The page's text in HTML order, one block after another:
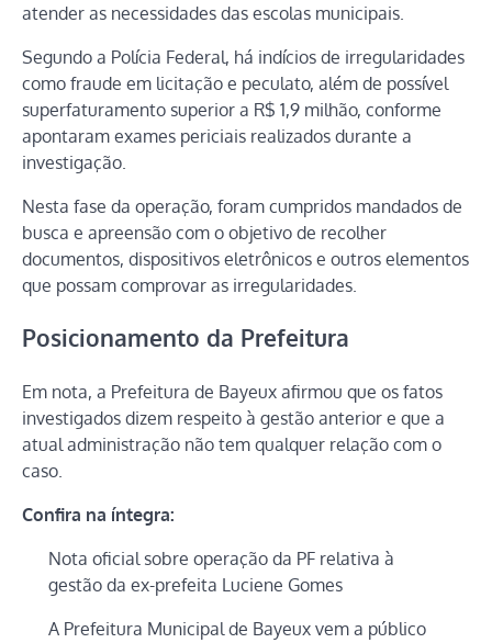
atender as necessidades das escolas municipais.
Segundo a Polícia Federal, há indícios de irregularidades
como fraude em licitação e peculato, além de possível
superfaturamento superior a R$ 1,9 milhão, conforme
apontaram exames periciais realizados durante a
investigação.
Nesta fase da operação, foram cumpridos mandados de
busca e apreensão com o objetivo de recolher
documentos, dispositivos eletrônicos e outros elementos
que possam comprovar as irregularidades.
Posicionamento da Prefeitura
Em nota, a Prefeitura de Bayeux afirmou que os fatos
investigados dizem respeito à gestão anterior e que a
atual administração não tem qualquer relação com o
caso.
Confira na íntegra:
Nota oficial sobre operação da PF relativa à
gestão da ex-prefeita Luciene Gomes
A Prefeitura Municipal de Bayeux vem a público